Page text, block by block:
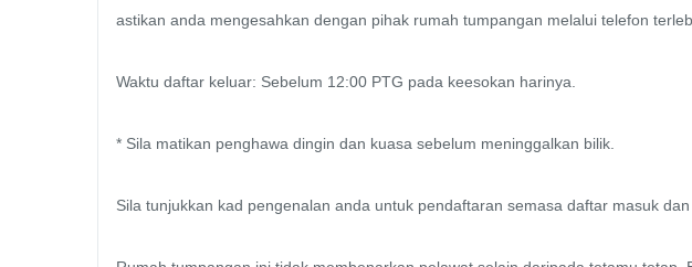
astikan anda mengesahkan dengan pihak rumah tumpangan melalui telefon
Waktu daftar keluar: Sebelum 12:00 PTG pada keesokan harinya.
* Sila matikan penghawa dingin dan kuasa sebelum meninggalkan bilik.
Sila tunjukkan kad pengenalan anda untuk pendaftaran semasa daftar masuk